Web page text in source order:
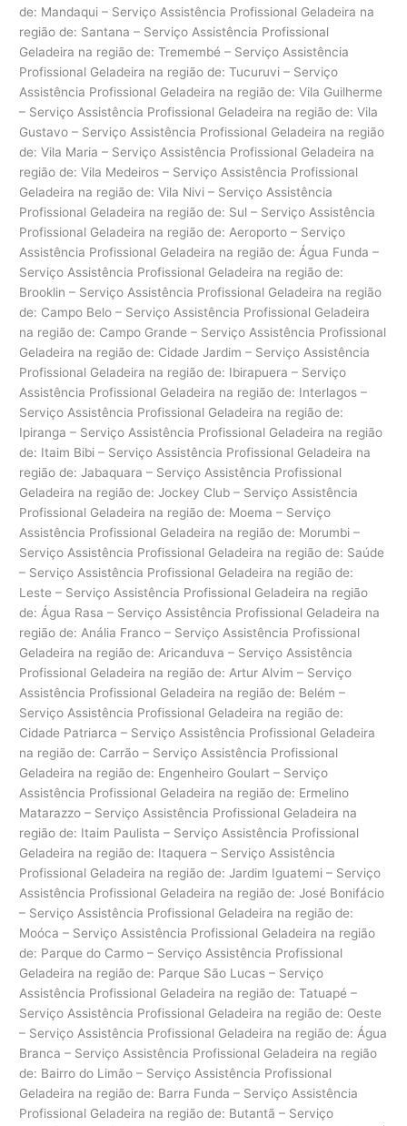
de: Mandaqui – Serviço Assistência Profissional Geladeira na
região de: Santana – Serviço Assistência Profissional
Geladeira na região de: Tremembé – Serviço Assistência
Profissional Geladeira na região de: Tucuruvi – Serviço
Assistência Profissional Geladeira na região de: Vila Guilherme
– Serviço Assistência Profissional Geladeira na região de: Vila
Gustavo – Serviço Assistência Profissional Geladeira na região
de: Vila Maria – Serviço Assistência Profissional Geladeira na
região de: Vila Medeiros – Serviço Assistência Profissional
Geladeira na região de: Vila Nivi – Serviço Assistência
Profissional Geladeira na região de: Sul – Serviço Assistência
Profissional Geladeira na região de: Aeroporto – Serviço
Assistência Profissional Geladeira na região de: Água Funda –
Serviço Assistência Profissional Geladeira na região de:
Brooklin – Serviço Assistência Profissional Geladeira na região
de: Campo Belo – Serviço Assistência Profissional Geladeira
na região de: Campo Grande – Serviço Assistência Profissional
Geladeira na região de: Cidade Jardim – Serviço Assistência
Profissional Geladeira na região de: Ibirapuera – Serviço
Assistência Profissional Geladeira na região de: Interlagos –
Serviço Assistência Profissional Geladeira na região de:
Ipiranga – Serviço Assistência Profissional Geladeira na região
de: Itaim Bibi – Serviço Assistência Profissional Geladeira na
região de: Jabaquara – Serviço Assistência Profissional
Geladeira na região de: Jockey Club – Serviço Assistência
Profissional Geladeira na região de: Moema – Serviço
Assistência Profissional Geladeira na região de: Morumbi –
Serviço Assistência Profissional Geladeira na região de: Saúde
– Serviço Assistência Profissional Geladeira na região de:
Leste – Serviço Assistência Profissional Geladeira na região
de: Água Rasa – Serviço Assistência Profissional Geladeira na
região de: Anália Franco – Serviço Assistência Profissional
Geladeira na região de: Aricanduva – Serviço Assistência
Profissional Geladeira na região de: Artur Alvim – Serviço
Assistência Profissional Geladeira na região de: Belém –
Serviço Assistência Profissional Geladeira na região de:
Cidade Patriarca – Serviço Assistência Profissional Geladeira
na região de: Carrão – Serviço Assistência Profissional
Geladeira na região de: Engenheiro Goulart – Serviço
Assistência Profissional Geladeira na região de: Ermelino
Matarazzo – Serviço Assistência Profissional Geladeira na
região de: Itaim Paulista – Serviço Assistência Profissional
Geladeira na região de: Itaquera – Serviço Assistência
Profissional Geladeira na região de: Jardim Iguatemi – Serviço
Assistência Profissional Geladeira na região de: José Bonifácio
– Serviço Assistência Profissional Geladeira na região de:
Moóca – Serviço Assistência Profissional Geladeira na região
de: Parque do Carmo – Serviço Assistência Profissional
Geladeira na região de: Parque São Lucas – Serviço
Assistência Profissional Geladeira na região de: Tatuapé –
Serviço Assistência Profissional Geladeira na região de: Oeste
– Serviço Assistência Profissional Geladeira na região de: Água
Branca – Serviço Assistência Profissional Geladeira na região
de: Bairro do Limão – Serviço Assistência Profissional
Geladeira na região de: Barra Funda – Serviço Assistência
Profissional Geladeira na região de: Butantã – Serviço